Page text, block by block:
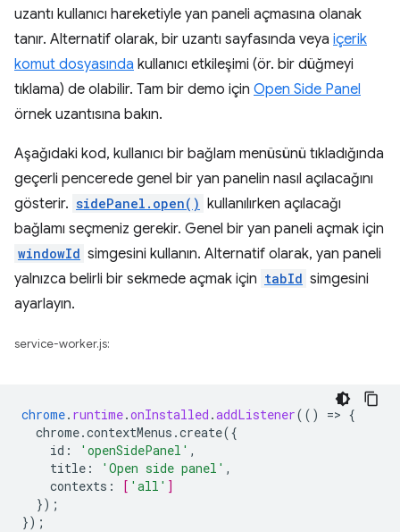
uzantı kullanıcı hareketiyle yan paneli açmasına olanak
tanır. Alternatif olarak, bir uzantı sayfasında veya içerik
komut dosyasında kullanıcı etkileşimi (ör. bir düğmeyi
tıklama) de olabilir. Tam bir demo için Open Side Panel
örnek uzantısına bakın.
Aşağıdaki kod, kullanıcı bir bağlam menüsünü tıkladığında
geçerli pencerede genel bir yan panelin nasıl açılacağını
gösterir. sidePanel.open() kullanılırken açılacağı
bağlamı seçmeniz gerekir. Genel bir yan paneli açmak için
windowId simgesini kullanın. Alternatif olarak, yan paneli
yalnızca belirli bir sekmede açmak için tabId simgesini
ayarlayın.
service-worker.js:
chrome. runtime.onInstalled .addListener(() => {
chrome.contextMenus.create({
id : 'openSidePanel' ,
title : 'Open side panel' ,
contexts : [ 'all' ]
});
});